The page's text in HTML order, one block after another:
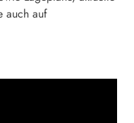
auch auf